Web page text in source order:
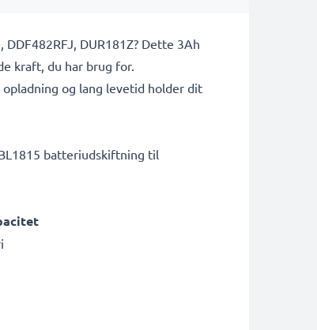
DUR181Z? Dette 3Ah
kraft, du har brug for.
og lang levetid holder dit
batteriudskiftning til